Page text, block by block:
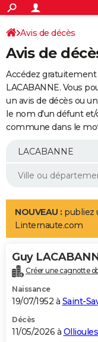
ACTUALITÉS
Politique
Société
Faits Divers
Education
Monde
Villes
+
SPORT
Coupe du monde 2026
Football
Tennis
Cyclisme
Rugby
Forum
Programme TV
TNTStreaming
Cinéma
Sorties cinéma
Musique
+
FINANCE
Impôts
Immobilier
Risques naturels par ville
Banque
Assurance
Crédit
AUTO
Essais
Réserver un essai
Citadines
Berlines
SUV
Forum auto
+
Mobiles
Meilleur smartphone
Internet
Ordinateurs
Jeux vidéo
Guide high-tech
Aménagement intérieur
LIFESTYLE
Art de vivre
Bien-être
Loisirs
Mode
Modes de vie
Alimentation
Guide de la santé
Maladies
Médicaments
Sommeil
VOYAGE
Destinations
City break
Voyage nature
Voyage de noces
Forum
Climat
+PHOTO
GUIDES D'ACHAT
BONS PLANS
Avis de décès
Avis de
Accédez gratuitement
LACABANNE. Vous
un avis de décès ou
le nom d'un défunt
commune dans le
NOUVEAU : publiez
Linternaute.com
Guy
Créer une cagnotte
Naissance
19/07/1952 à Saint-
Décès
11/05/2026 à Ollioules